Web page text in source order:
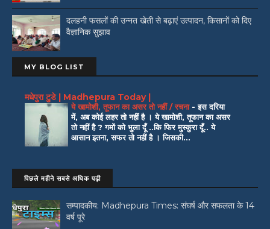
दलहनी फसलों की उन्नत खेती से बढ़ाएं उत्पादन, किसानों को दिए
वैज्ञानिक सुझाव
MY BLOG LIST
मधेपुरा टुडे | Madhepura Today |
ये खामोशी, तूफान का असर तो नहीं / रचना -इस दरिया
में, अब कोई लहर तो नहीं है । ये खामोशी, तूफान का असर
तो नहीं है ? गमों को भुला दूँ ..कि फिर मुस्कुरा दूँ.. ये
आसान इतना, सफर तो नहीं है । जिसकी...
पिछले महीने सबसे अधिक पढ़ी
सम्पादकीय: Madhepura Times: संघर्ष और सफलता के 14
वर्ष पूरे